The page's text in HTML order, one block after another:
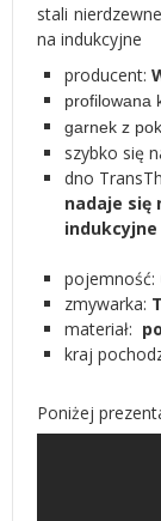
stali
na indukcyjne
producent:
profilowana
garnek z
szybko się
dno
nadaje się
indukcyjne
pojemność:
zmywarka:
materiał:
kraj
Poniżej